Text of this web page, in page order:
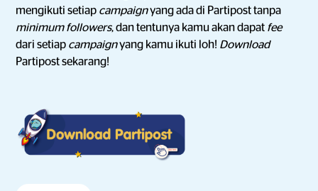
mengikuti setiap campaignyang ada di Partipost tanpa
minimum followers, dan tentunya kamu akan dapat fee
dari setiap campaignyang kamu ikuti loh! Download
Partipost sekarang!